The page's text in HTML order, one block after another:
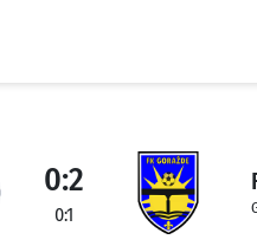
0:2
0:1